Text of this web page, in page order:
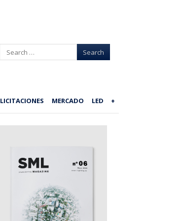
Search
LICITACIONES MERCADO LED +